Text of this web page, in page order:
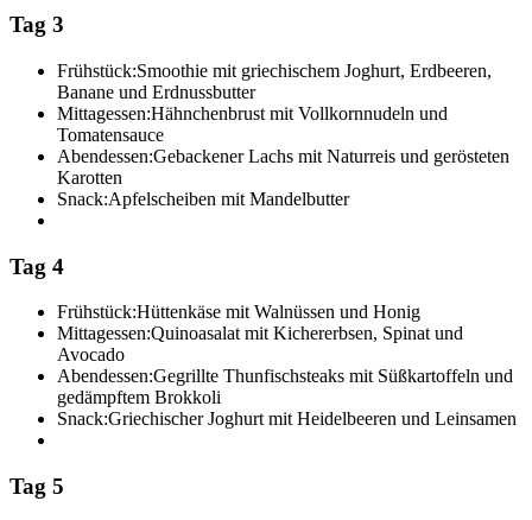
Tag 3
Frühstück:Smoothie mit griechischem Joghurt, Erdbeeren,
Banane und Erdnussbutter
Mittagessen:Hähnchenbrust mit Vollkornnudeln und
Tomatensauce
Abendessen:Gebackener Lachs mit Naturreis und gerösteten
Karotten
Snack:Apfelscheiben mit Mandelbutter
Tag 4
Frühstück:Hüttenkäse mit Walnüssen und Honig
Mittagessen:Quinoasalat mit Kichererbsen, Spinat und
Avocado
Abendessen:Gegrillte Thunfischsteaks mit Süßkartoffeln und
gedämpftem Brokkoli
Snack:Griechischer Joghurt mit Heidelbeeren und Leinsamen
Tag 5